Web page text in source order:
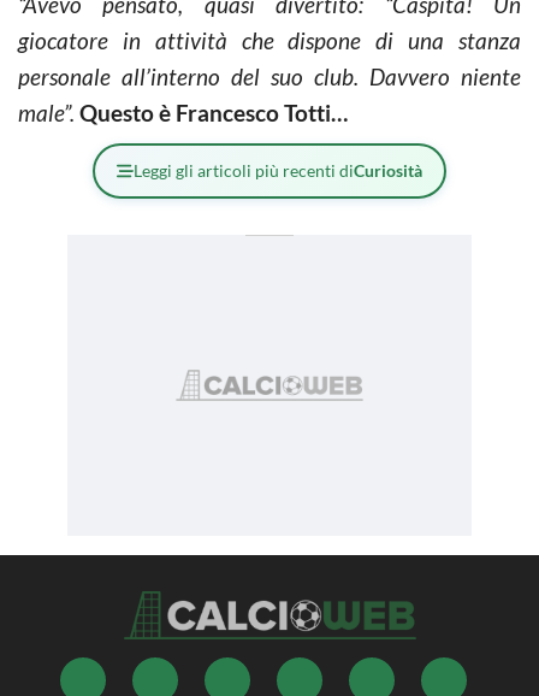
giocatore in attività che dispone di una stanza
personale all’interno del suo club. Davvero niente
male”. Questo è Francesco Totti…
Leggi gli articoli più recenti diCuriosità